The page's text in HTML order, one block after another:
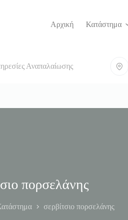
Αρχική Κατάστημα
Αναπαλαίωσης Επικοινωνία
πορσελάνης
σερβίτσιο πορσελάνης